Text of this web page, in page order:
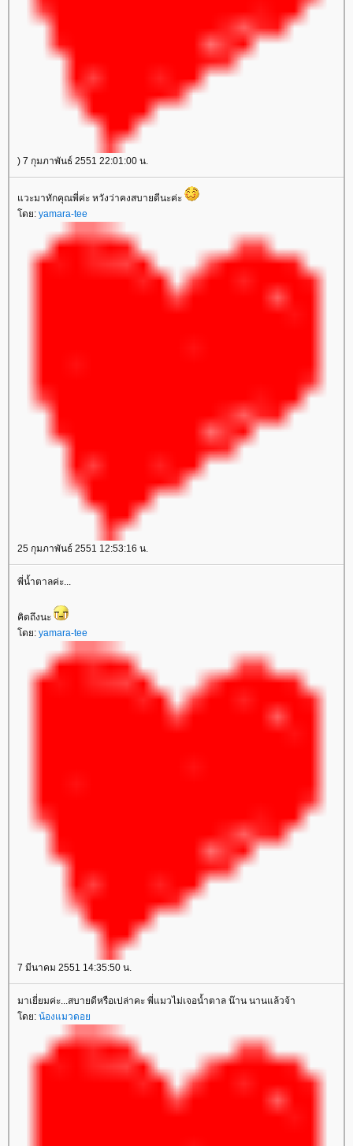
) 7 กุมภาพันธ์ 2551 22:01:00 น.
วะมาทักคุณพี่ค่ะ หวังว่าคงสบายดีนะค่ะ
ดย: yamara-tee
25 กุมภาพันธ์ 2551 12:53:16 น.
พี่น้ำตาลค่ะ...
คิดถึงนะ
ดย: yamara-tee
7 มีนาคม 2551 14:35:50 น.
มาเยี่ยมค่ะ...สบายดีหรือเปล่าคะ พี่แมวไม่เจอน้ำตาล น๊าน นานแล้วจ้า
ดย: น้องแมวดอ